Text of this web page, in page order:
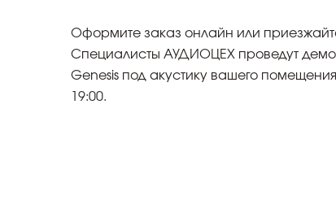
Оформите заказ онлайн или
Специалисты АУДИОЦЕХ проведут
Genesis под акустику вашего
19:00.